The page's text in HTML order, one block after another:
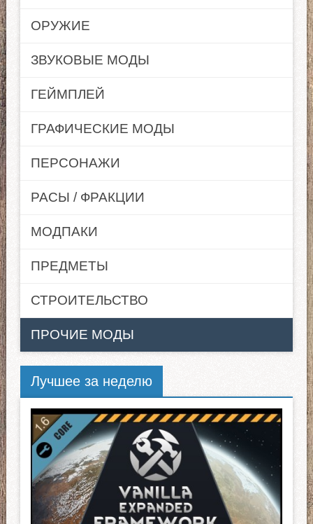
ОРУЖИЕ
ЗВУКОВЫЕ МОДЫ
ГЕЙМПЛЕЙ
ГРАФИЧЕСКИЕ МОДЫ
ПЕРСОНАЖИ
РАСЫ / ФРАКЦИИ
МОДПАКИ
ПРЕДМЕТЫ
СТРОИТЕЛЬСТВО
ПРОЧИЕ МОДЫ
Лучшее за неделю